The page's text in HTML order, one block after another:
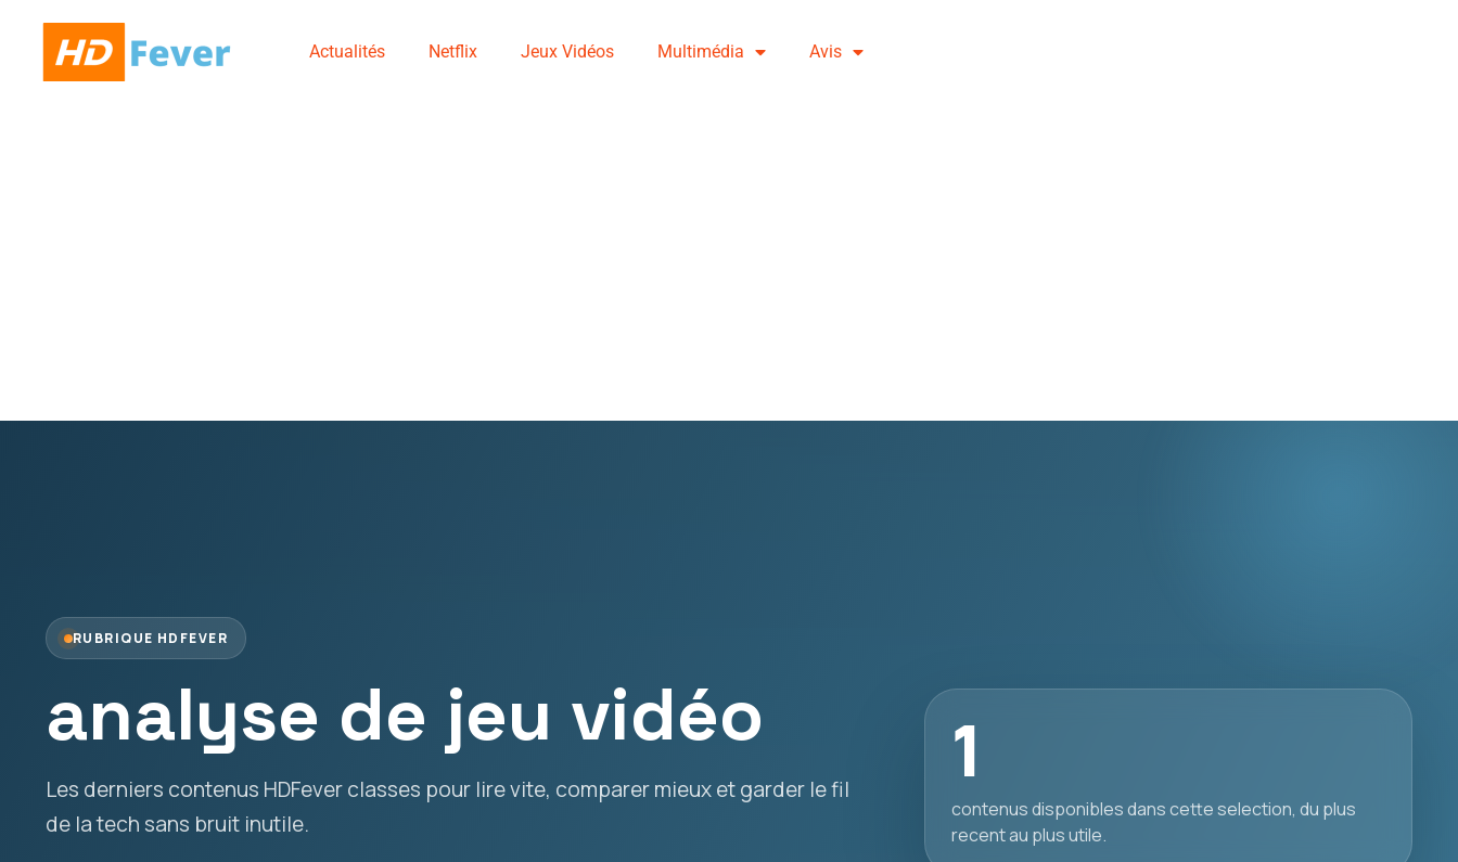
Actualités Netflix Jeux Vidéos Multimédia Avis
RUBRIQUE HDFEVER
analyse de jeu vidéo
Les derniers contenus HDFever classes pour lire vite, comparer mieux et garder le fil
de la tech sans bruit inutile.
1
contenus disponibles dans cette selection, du plus
recent au plus utile.